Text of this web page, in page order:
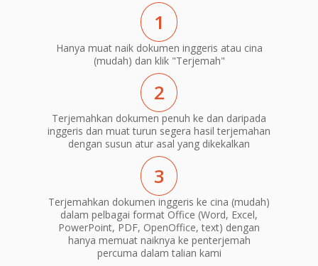
1
Hanya muat naik dokumen inggeris atau cina
(mudah) dan klik "Terjemah"
2
Terjemahkan dokumen penuh ke dan daripada
inggeris dan muat turun segera hasil terjemahan
dengan susun atur asal yang dikekalkan
3
Terjemahkan dokumen inggeris ke cina (mudah)
dalam pelbagai format Office (Word, Excel,
PowerPoint, PDF, OpenOffice, text) dengan
hanya memuat naiknya ke penterjemah
percuma dalam talian kami